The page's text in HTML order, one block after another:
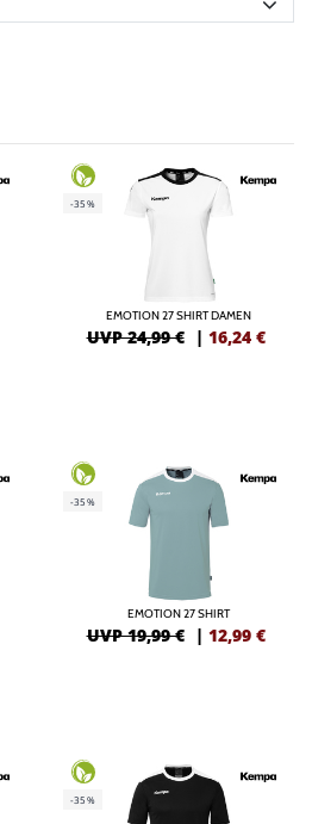
-35%
EMOTION 27 SHIRT DAMEN
UVP 24,99 € | 16,24 €
-35%
EMOTION 27 SHIRT
UVP 19,99 € | 12,99 €
-35%